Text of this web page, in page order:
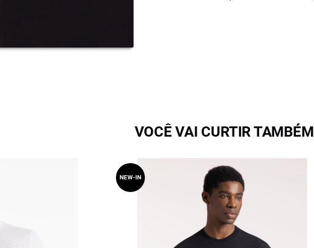
VOCÊ VAI CURTIR TAMBÉM
NEW-IN